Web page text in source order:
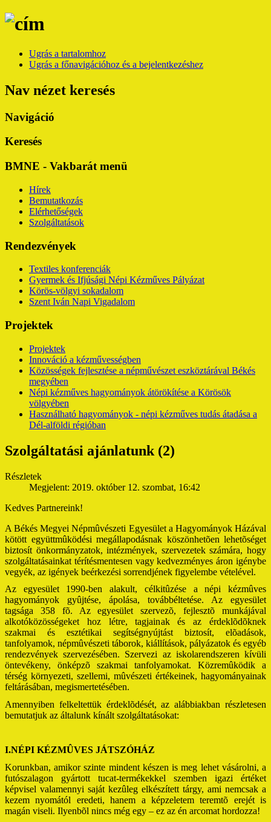
Ugrás a tartalomhoz
Ugrás a főnavigációhoz és a bejelentkezéshez
Nav nézet keresés
Navigáció
Keresés
BMNE - Vakbarát menü
Hírek
Bemutatkozás
Elérhetőségek
Szolgáltatások
Rendezvények
Textiles konferenciák
Gyermek és Ifjúsági Népi Kézműves Pályázat
Körös-völgyi sokadalom
Szent Iván Napi Vigadalom
Projektek
Projektek
Innováció a kézművességben
Közösségek fejlesztése a népművészet eszköztárával Békés
megyében
Népi kézműves hagyományok átörökítése a Körösök
völgyében
Használható hagyományok - népi kézműves tudás átadása a
Dél-alföldi régióban
Szolgáltatási ajánlatunk (2)
Részletek
Megjelent: 2019. október 12. szombat, 16:42
Kedves Partnereink!
A Békés Megyei Népmûvészeti Egyesület a Hagyományok Házával
kötött együttmûködési megállapodásnak köszönhetõen lehetõséget
biztosít önkormányzatok, intézmények, szervezetek számára, hogy
szolgáltatásainkat térítésmentesen vagy kedvezményes áron igénybe
vegyék, az igények beérkezési sorrendjének figyelembe vételével.
Az egyesület 1990-ben alakult, célkitûzése a népi kézmûves
hagyományok gyûjtése, ápolása, továbbéltetése. Az egyesület
tagsága 358 fõ. Az egyesület szervezõ, fejlesztõ munkájával
alkotóközösségeket hoz létre, tagjainak és az érdeklõdõknek
szakmai és esztétikai segítségnyújtást biztosít, elõadások,
tanfolyamok, népmûvészeti táborok, kiállítások, pályázatok és egyéb
rendezvények szervezésében. Szervezi az iskolarendszeren kívüli
öntevékeny, önképzõ szakmai tanfolyamokat. Közremûködik a
térség környezeti, szellemi, mûvészeti értékeinek, hagyományainak
feltárásában, megismertetésében.
Amennyiben felkeltettük érdeklõdését, az alábbiakban részletesen
bemutatjuk az általunk kínált szolgáltatásokat:
I.NÉPI KÉZMÛVES JÁTSZÓHÁZ
Korunkban, amikor szinte mindent készen is meg lehet vásárolni, a
futószalagon gyártott tucat-termékekkel szemben igazi értéket
képvisel valamennyi saját kezûleg elkészített tárgy, ami nemcsak a
kezem nyomától eredeti, hanem a képzeletem teremtõ erejét is
magán viseli. Ilyenbõl nincs még egy – ez az én arcomat hordozza!